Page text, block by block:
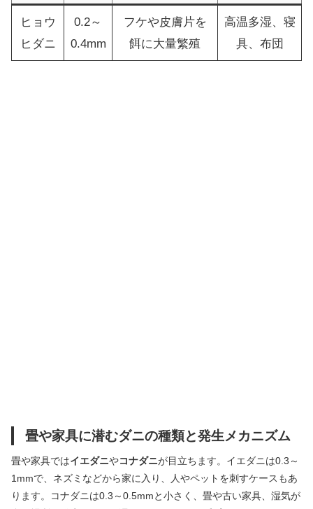
ヒョウ
ヒダニ
0.2～
0.4mm
フケや皮膚片を
餌に大量繁殖
高温多湿、寝
具、布団
畳や家具に潜むダニの種類と発生メカニズム
畳や家具ではイエダニやコナダニが目立ちます。イエダニは0.3～
1mmで、ネズミなどから家に入り、人やペットを刺すケースもあ
ります。コナダニは0.3～0.5mmと小さく、畳や古い家具、湿気が